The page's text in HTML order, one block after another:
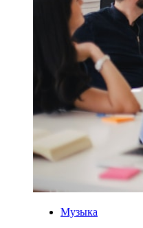
Музыка